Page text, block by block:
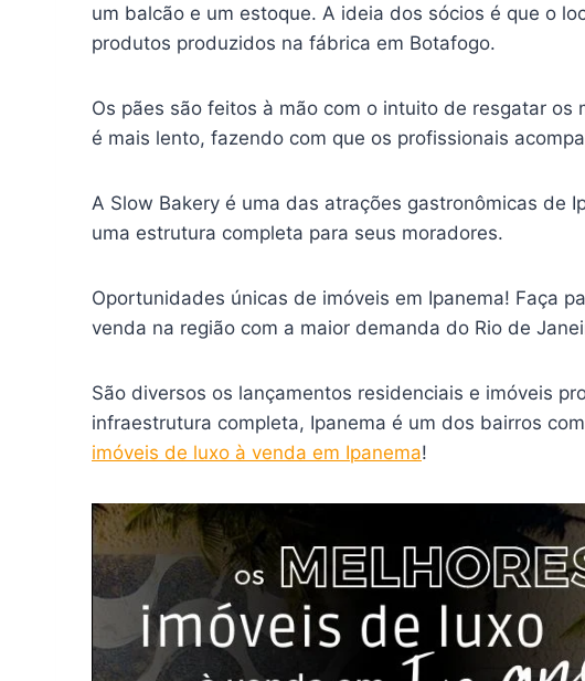
um balcão e um estoque. A ideia dos sócios é que o
produtos produzidos na fábrica em Botafogo.
Os pães são feitos à mão com o intuito de resgatar
é mais lento, fazendo com que os profissionais
A Slow Bakery é uma das atrações gastronômicas de
uma estrutura completa para seus moradores.
Oportunidades únicas de imóveis em Ipanema! Faça
venda na região com a maior demanda do Rio de
São diversos os lançamentos residenciais e imóveis
infraestrutura completa, Ipanema é um dos bairros
imóveis de luxo à venda em Ipanema!